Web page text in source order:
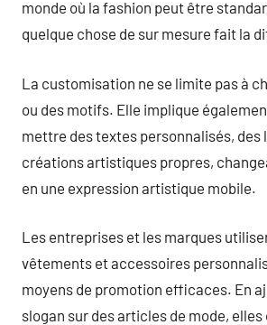
monde où la fashion peut être
quelque chose de sur mesure fait la
La customisation ne se limite pas à
ou des motifs. Elle implique
mettre des textes personnalisés, des
créations artistiques propres,
en une expression artistique mobile.
Les entreprises et les marques
vêtements et accessoires
moyens de promotion efficaces. En
slogan sur des articles de mode,